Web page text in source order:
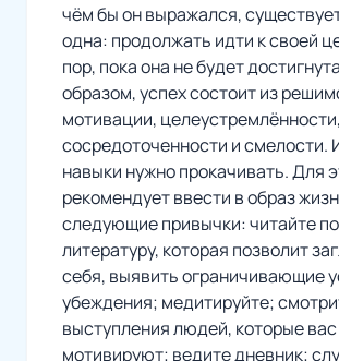
чём бы он выражался,
одна: продолжать идти к своей
пор, пока она не будет
образом, успех состоит из
мотивации, целеустремлённости,
сосредоточенности и смелости.
навыки нужно прокачивать. Для
рекомендует ввести в образ
следующие привычки: читайте
литературу, которая позволит
себя, выявить ограничивающие
убеждения; медитируйте;
выступления людей, которые вас
мотивируют; ведите дневник;